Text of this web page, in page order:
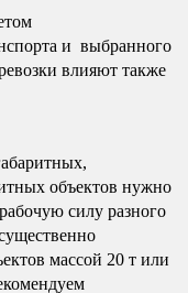
и выбранного
влияют также
объектов нужно
силу разного
массой 20 т или